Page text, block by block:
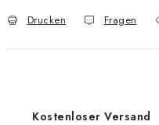
Drucken Fragen
Kostenloser Versand